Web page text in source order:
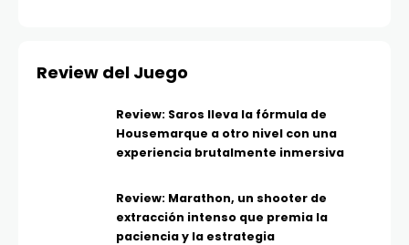
Review del Juego
Review: Saros lleva la fórmula de
Housemarque a otro nivel con una
experiencia brutalmente inmersiva
Review: Marathon, un shooter de
extracción intenso que premia la
paciencia y la estrategia